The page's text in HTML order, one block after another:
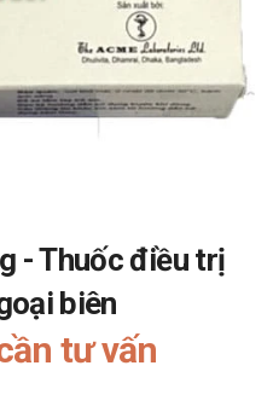
- Thuốc điều trị
biên
tư vấn